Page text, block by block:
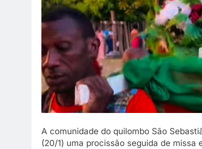
A comunidade do quilombo São
(20/1) uma procissão seguida de